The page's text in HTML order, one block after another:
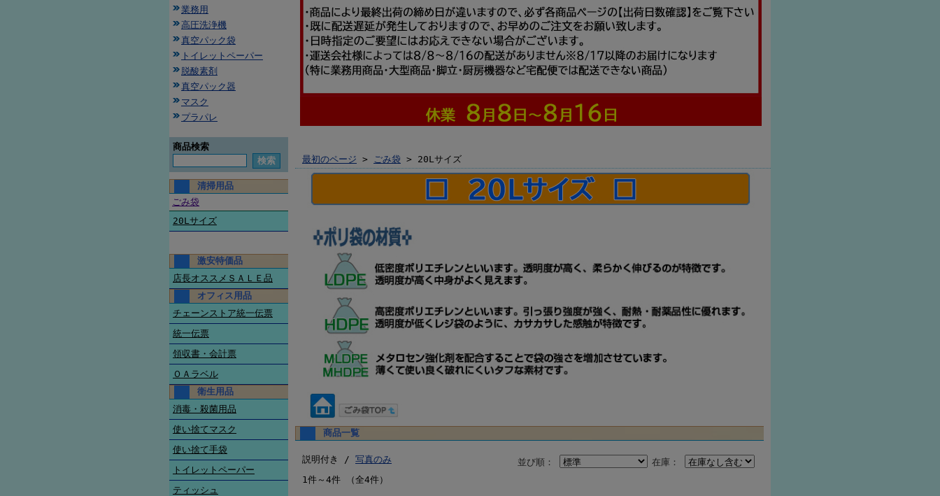
業務用
高圧洗浄機
真空パック袋
トイレットペーパー
脱酸素剤
真空パック器
マスク
プラパレ
商品検索
清掃用品
ごみ袋
20Lサイズ
激安特価品
店長オススメＳＡＬＥ品
オフィス用品
チェーンストア統一伝票
統一伝票
領収書・会計票
ＯＡラベル
衛生用品
消毒・殺菌用品
使い捨てマスク
使い捨て手袋
トイレットペーパー
ティッシュ
最初のページ > ごみ袋 > 20Lサイズ
商品一覧
在庫：
並び順：
説明付き / 写真のみ
1件～4件 （全4件）